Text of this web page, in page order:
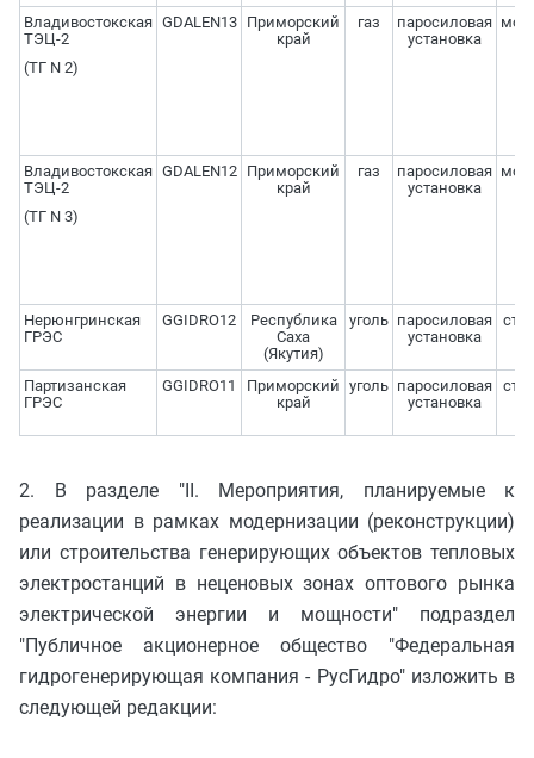
Владивостокская
ТЭЦ-2
(ТГ N 2)
GDALEN13
Приморский
край
газ
паросиловая
установка
Владивостокская
ТЭЦ-2
(ТГ N 3)
GDALEN12
Приморский
край
газ
паросиловая
установка
Нерюнгринская
ГРЭС
GGIDRO12
Республика
Саха
(Якутия)
уголь паросиловая
установка
Партизанская
ГРЭС
GGIDRO11
Приморский
край
уголь паросиловая
установка
2. В разделе "II. Мероприятия, планируемые к
реализации в рамках модернизации (реконструкции)
или строительства генерирующих объектов тепловых
электростанций в неценовых зонах оптового рынка
электрической энергии и мощности" подраздел
"Публичное акционерное общество "Федеральная
гидрогенерирующая компания - РусГидро" изложить в
следующей редакции: